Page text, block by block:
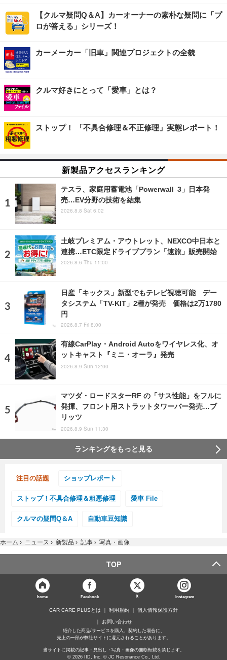
【クルマ疑問Q＆A】カーオーナーの素朴な疑問に「プ
ロが答える」シリーズ！
カーメーカー「旧車」関連プロジェクトの全貌
クルマ好きにとって「愛車」とは？
ストップ！ 「不具合修理＆不正修理」実態レポート！
新製品アクセスランキング
テスラ、家庭用蓄電池「Powerwall 3」日本発
売…EV分野の技術を結集
2026.8.8 Sat 6:02
土岐プレミアム・アウトレット、NEXCO中日本と
連携…ETC限定ドライブプラン「速旅」販売開始
2026.8.6 Thu 11:00
日産「キックス」新型でもテレビ視聴可能 デー
タシステム「TV-KIT」2種が発売 価格は2万1780
円
2026.8.7 Fri 8:00
有線CarPlay・Android Autoをワイヤレス化、オ
ットキャスト『ミニ・オーラ』発売
2026.8.9 Sun 12:00
マツダ・ロードスターRF の「サス性能」をフルに
発揮、フロント用ストラットタワーバー発売…ブ
リッツ
2026.8.9 Sun 11:30
ランキングをもっと見る
注目の話題 ショップレポート
ストップ！不具合修理＆粗悪修理 愛車 File
クルマの疑問Q＆A 自動車豆知識
ホーム › ニュース › 新製品 › 記事 › 写真・画像
TOP
home Facebook X Instagram
CAR CARE PLUSとは 利用規約 個人情報保護方針
お問い合わせ
紹介した商品/サービスを購入、契約した場合に、
売上の一部が弊社サイトに還元されることがあります。
当サイトに掲載の記事・見出し・写真・画像の無断転載を禁じます。
© 2026 IID, Inc. © JC Resonance Co., Ltd.